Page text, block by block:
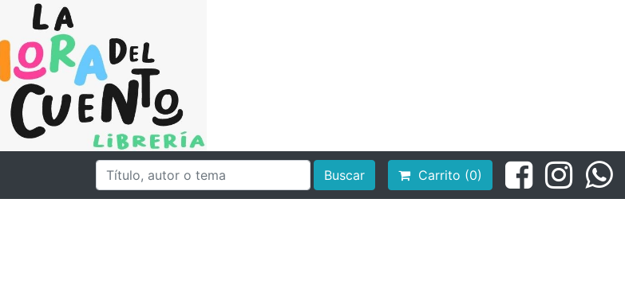
Buscar Carrito (0)